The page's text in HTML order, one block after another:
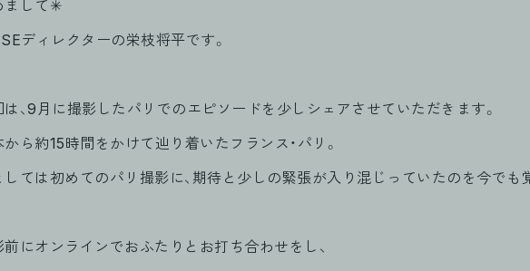
まして✳︎
ディレクターの栄枝将平です。
は、9月に撮影したパリでのエピソードを少しシェアさせていただきます。
ら約15時間をかけて辿り着いたフランス・パリ。
しては初めてのパリ撮影に、期待と少しの緊張が入り混じっていたのを今でも
前にオンラインでおふたりとお打ち合わせをし、